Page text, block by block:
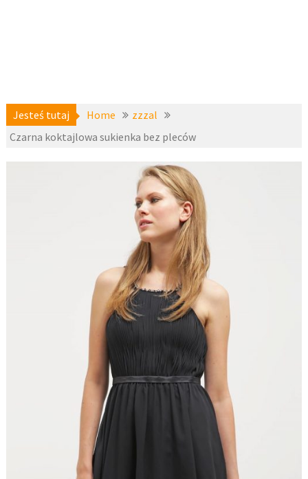
Jesteś tutaj Home
zzzal
Czarna koktajlowa sukienka bez pleców